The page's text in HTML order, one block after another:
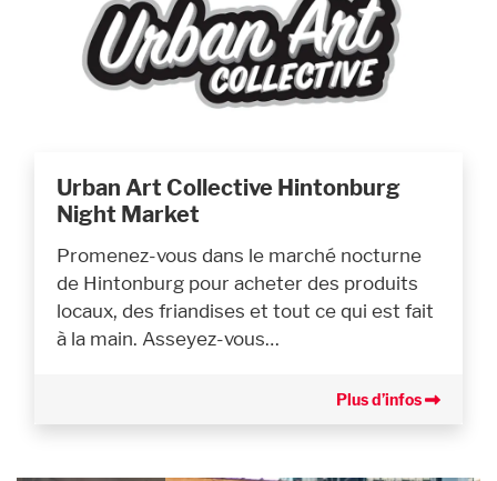
Urban Art Collective Hintonburg
Night Market
Promenez-vous dans le marché nocturne
de Hintonburg pour acheter des produits
locaux, des friandises et tout ce qui est fait
à la main. Asseyez-vous…
Plus d’infos